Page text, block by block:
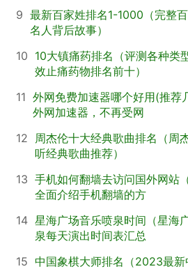
9 最新百家姓排名1-1000（完整
名人背后故事）
10 10大镇痛药排名（评测各种类
效止痛药物排名前十）
11 外网免费加速器哪个好用(推荐
外网加速器，不再受网
12 周杰伦十大经典歌曲排名（周
听经典歌曲推荐）
13 手机如何翻墙去访问国外网站
全面介绍手机翻墙的方
14 星海广场音乐喷泉时间（星海
泉每天演出时间表汇总
15 中国象棋大师排名（2023最新